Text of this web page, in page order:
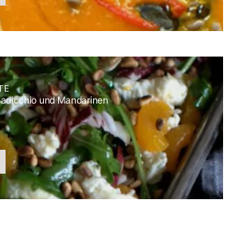
und Mandarinen